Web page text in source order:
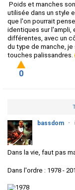
Poids et manches
utilisée dans un style
que l'on pourrait
identiques sur
différentes, avec un
du type de manche,
touches palissandres.
0
bassdom •
Dans la vie, faut pas
Dans l'ordre : 1978 -